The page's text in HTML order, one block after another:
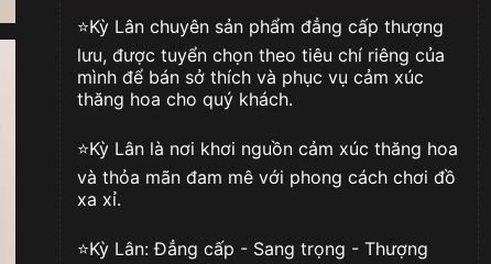
⭐️Kỳ Lân chuyên sản phẩm đẳng cấp thượng
lưu, được tuyển chọn theo tiêu chí riêng của
mình để bán sở thích và phục vụ cảm xúc
thăng hoa cho quý khách.
⭐️Kỳ Lân là nơi khơi nguồn cảm xúc thăng hoa
và thỏa mãn đam mê với phong cách chơi đồ
xa xỉ.
⭐️Kỳ Lân: Đẳng cấp - Sang trọng - Thượng